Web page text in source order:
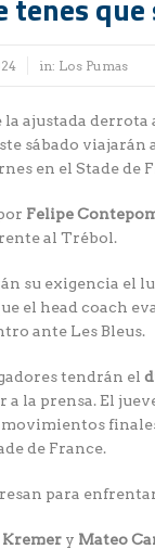
in: Los Pumas
la ajustada derrota
sábado
en el Stade de
Felipe
al Trébol.
su exigencia el
el head coach
ante Les Bleus.
tendrán el
a la prensa. El
de France.
para
Kremer y Mateo